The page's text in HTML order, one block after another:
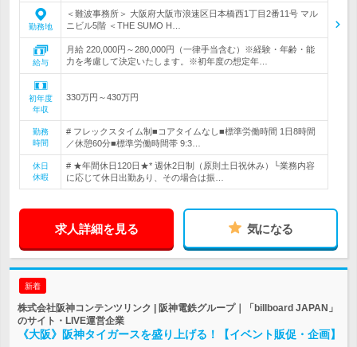
勤務地
＜難波事務所＞ 大阪府大阪市浪速区日本橋西1丁目2番11号 マル
ニビル5階 ＜THE SUMO H…
給与
月給 220,000円～280,000円（一律手当含む）※経験・年齢・能
力を考慮して決定いたします。※初年度の想定年…
初年度
年収
330万円～430万円
勤務
時間
# フレックスタイム制■コアタイムなし■標準労働時間 1日8時間
／休憩60分■標準労働時間帯 9:3…
休日
休暇
# ★年間休日120日★* 週休2日制（原則土日祝休み）└業務内容
に応じて休日出勤あり、その場合は振…
求人詳細を見る 気になる
新着
株式会社阪神コンテンツリンク | 阪神電鉄グループ｜「billboard JAPAN」
のサイト・LIVE運営企業
《大阪》阪神タイガースを盛り上げる！【イベント販促・企画】